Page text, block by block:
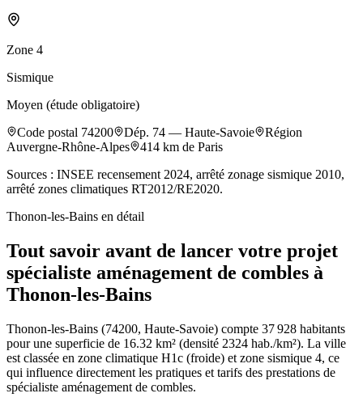
Zone 4
Sismique
Moyen (étude obligatoire)
Code postal 74200 Dép. 74 — Haute-Savoie
Région
Auvergne-Rhône-Alpes
414 km de Paris
Sources : INSEE recensement 2024, arrêté zonage sismique 2010,
arrêté zones climatiques RT2012/RE2020.
Thonon-les-Bains en détail
Tout savoir avant de lancer votre projet
spécialiste aménagement de combles à
Thonon-les-Bains
Thonon-les-Bains (74200, Haute-Savoie) compte 37 928 habitants
pour une superficie de 16.32 km² (densité 2324 hab./km²). La ville
est classée en zone climatique H1c (froide) et zone sismique 4, ce
qui influence directement les pratiques et tarifs des prestations de
spécialiste aménagement de combles.